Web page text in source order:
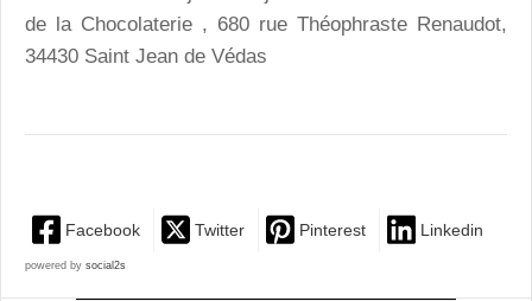
de la Chocolaterie , 680 rue Théophraste Renaudot,
34430 Saint Jean de Védas
Facebook Twitter Pinterest Linkedin
powered by social2s